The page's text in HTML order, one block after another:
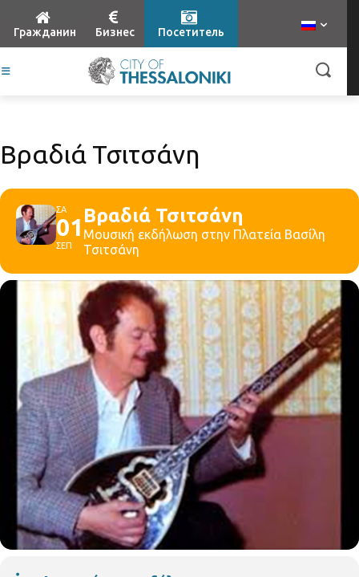
Гражданин Бизнес Посетитель
Βραδιά Τσιτσάνη
ΣΑ
01
ΣΕΠ
Βραδιά Τσιτσάνη
Μουσική εκδήλωση στην Πλατεία Βασίλη
Τσιτσάνη